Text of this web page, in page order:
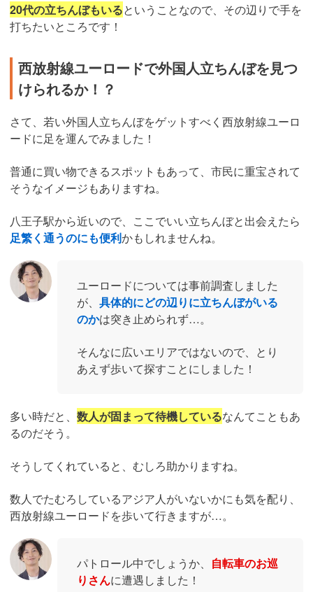
20代の立ちんぼもいるということなので、その辺りで手を
打ちたいところです！
西放射線ユーロードで外国人立ちんぼを見つ
けられるか！？
さて、若い外国人立ちんぼをゲットすべく西放射線ユーロ
ードに足を運んでみました！
普通に買い物できるスポットもあって、市民に重宝されて
そうなイメージもありますね。
八王子駅から近いので、ここでいい立ちんぼと出会えたら
足繁く通うのにも便利かもしれませんね。
ユーロードについては事前調査しました
が、 具体的にどの辺りに立ちんぼがいる
のかは突き止められず…。
そんなに広いエリアではないので、とり
あえず歩いて探すことにしました！
多い時だと、 数人が固まって待機しているなんてこともあ
るのだそう。
そうしてくれていると、むしろ助かりますね。
数人でたむろしているアジア人がいないかにも気を配り、
西放射線ユーロードを歩いて行きますが…。
パトロール中でしょうか、 自転車のお巡
りさんに遭遇しました！